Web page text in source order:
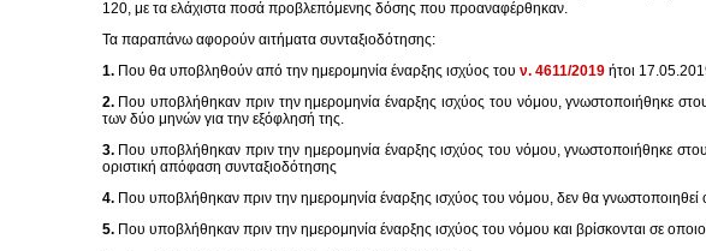
120, με τα ελάχιστα ποσά προβλεπόμενης δόσης που προαναφέρθηκαν.
Τα παραπάνω αφορούν αιτήματα συνταξιοδότησης:
1. Που θα υποβληθούν από την ημερομηνία έναρξης ισχύος του ν. 4611/2019 ήτοι
2. Που υποβλήθηκαν πριν την ημερομηνία έναρξης ισχύος του νόμου, γνωστοποιήθηκε
των δύο μηνών για την εξόφλησή της.
3. Που υποβλήθηκαν πριν την ημερομηνία έναρξης ισχύος του νόμου, γνωστοποιήθηκε
οριστική απόφαση συνταξιοδότησης
4. Που υποβλήθηκαν πριν την ημερομηνία έναρξης ισχύος του νόμου, δεν θα γνωστοποιηθεί
5. Που υποβλήθηκαν πριν την ημερομηνία έναρξης ισχύος του νόμου και βρίσκονται σε